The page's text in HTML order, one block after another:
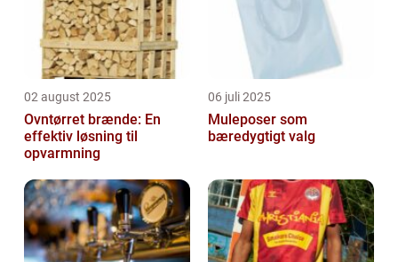
02 august 2025
Ovntørret brænde: En
effektiv løsning til
opvarmning
06 juli 2025
Muleposer som
bæredygtigt valg